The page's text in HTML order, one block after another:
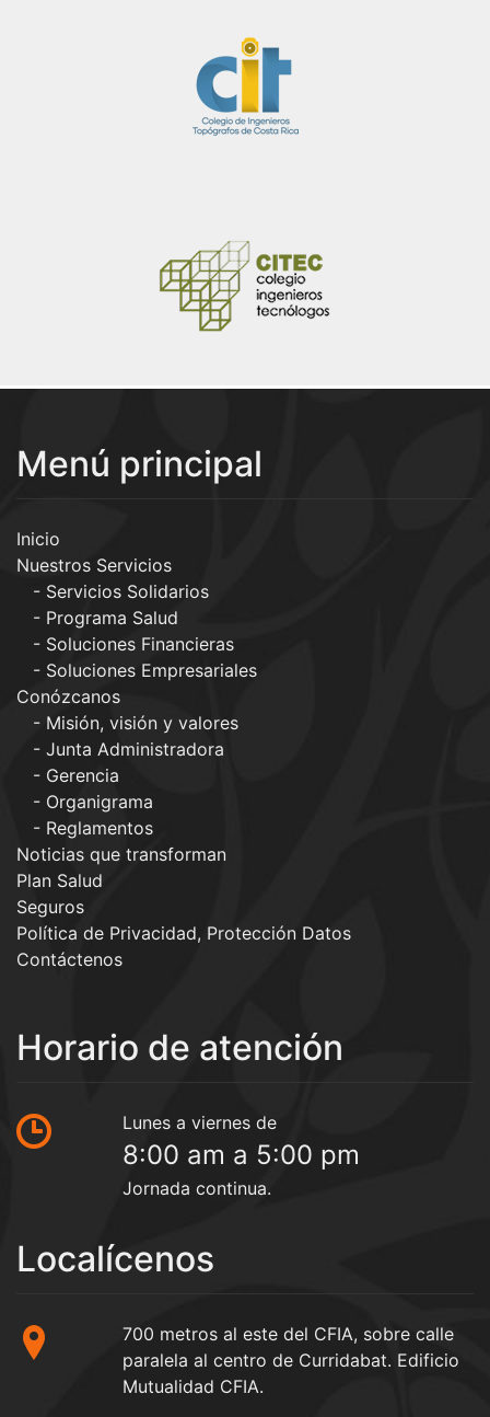
Menú principal
Inicio
Nuestros Servicios
Servicios Solidarios
Programa Salud
Soluciones Financieras
Soluciones Empresariales
Conózcanos
Misión, visión y valores
Junta Administradora
Gerencia
Organigrama
Reglamentos
Noticias que transforman
Plan Salud
Seguros
Política de Privacidad, Protección Datos
Contáctenos
Horario de atención
Lunes a viernes de
8:00 am a 5:00 pm
Jornada continua.
Localícenos
700 metros al este del CFIA, sobre calle
paralela al centro de Curridabat. Edificio
Mutualidad CFIA.